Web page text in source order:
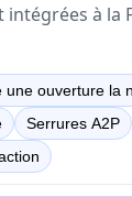
intégrées à la
une ouverture la
Serrures A2P